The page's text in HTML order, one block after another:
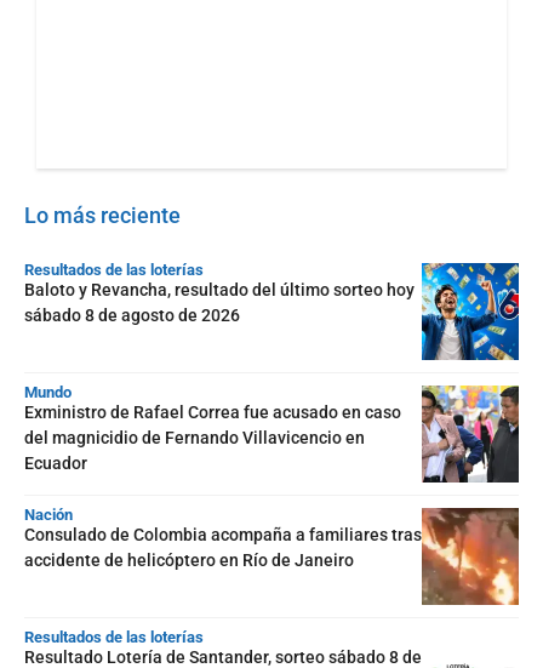
Lo más reciente
Resultados de las loterías
Baloto y Revancha, resultado del último sorteo hoy
sábado 8 de agosto de 2026
Mundo
Exministro de Rafael Correa fue acusado en caso
del magnicidio de Fernando Villavicencio en
Ecuador
Nación
Consulado de Colombia acompaña a familiares tras
accidente de helicóptero en Río de Janeiro
Resultados de las loterías
Resultado Lotería de Santander, sorteo sábado 8 de